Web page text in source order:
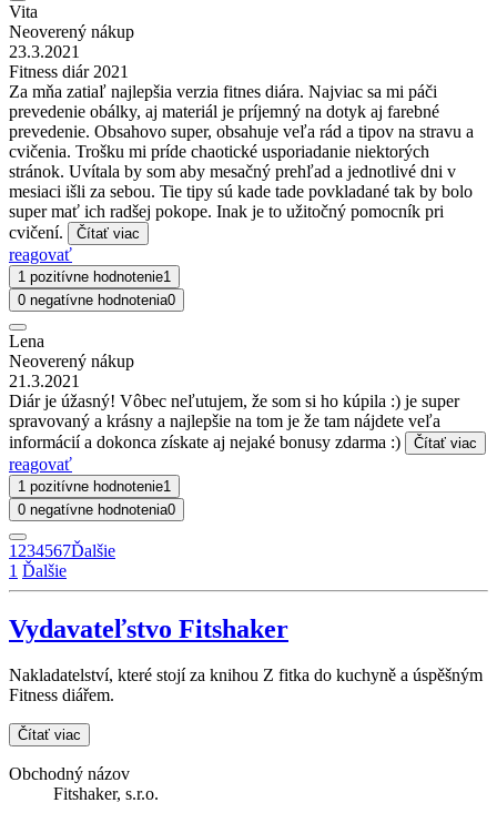
Vita
Neoverený nákup
23.3.2021
Fitness diár 2021
Za mňa zatiaľ najlepšia verzia fitnes diára. Najviac sa mi páči
prevedenie obálky, aj materiál je príjemný na dotyk aj farebné
prevedenie. Obsahovo super, obsahuje veľa rád a tipov na stravu a
cvičenia. Trošku mi príde chaotické usporiadanie niektorých
stránok. Uvítala by som aby mesačný prehľad a jednotlivé dni v
mesiaci išli za sebou. Tie tipy sú kade tade povkladané tak by bolo
super mať ich radšej pokope. Inak je to užitočný pomocník pri
cvičení.
Čítať viac
reagovať
1 pozitívne hodnotenie1
0 negatívne hodnotenia0
Lena
Neoverený nákup
21.3.2021
Diár je úžasný! Vôbec neľutujem, že som si ho kúpila :) je super
spravovaný a krásny a najlepšie na tom je že tam nájdete veľa
informácií a dokonca získate aj nejaké bonusy zdarma :)
Čítať viac
reagovať
1 pozitívne hodnotenie1
0 negatívne hodnotenia0
1 234567Ďalšie
1 Ďalšie
Vydavateľstvo Fitshaker
Nakladatelství, které stojí za knihou Z fitka do kuchyně a úspěšným
Fitness diářem.
Čítať viac
Obchodný názov
Fitshaker, s.r.o.